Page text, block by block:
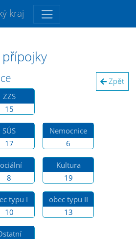
kraj
Zpět
ZZS
15
SÚS
17
Nemocnice
6
8
Kultura
19
typu I
10
obec typu II
13